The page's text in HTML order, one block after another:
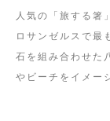
人気の「旅する箸
ロサンゼルスで最
石を組み合わせた
やビーチをイメー